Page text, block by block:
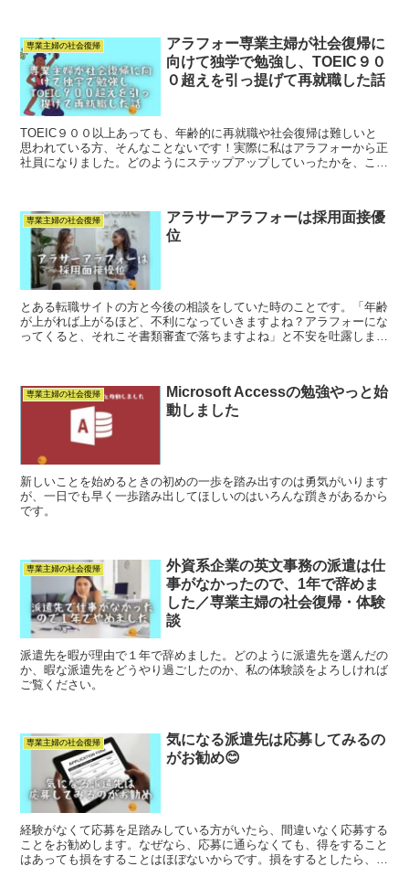
専業主婦の社会復帰
アラフォー専業主婦が社会復帰に
向けて独学で勉強し、TOEIC９０
０超えを引っ提げて再就職した話
TOEIC９００以上あっても、年齢的に再就職や社会復帰は難しいと
思われている方、そんなことないです！実際に私はアラフォーから正
社員になりました。どのようにステップアップしていったかを、この
専業主婦の社会復帰
アラサーアラフォーは採用面接優
位
とある転職サイトの方と今後の相談をしていた時のことです。「年齢
が上がれば上がるほど、不利になっていきますよね？アラフォーにな
ってくると、それこそ書類審査で落ちますよね」と不安を吐露しまし
専業主婦の社会復帰
Microsoft Accessの勉強やっと始
動しました
新しいことを始めるときの初めの一歩を踏み出すのは勇気がいります
が、一日でも早く一歩踏み出してほしいのはいろんな躓きがあるから
です。
専業主婦の社会復帰
外資系企業の英文事務の派遣は仕
事がなかったので、1年で辞めま
した／専業主婦の社会復帰・体験
談
派遣先を暇が理由で１年で辞めました。どのように派遣先を選んだの
か、暇な派遣先をどうやり過ごしたのか、私の体験談をよろしければ
ご覧ください。
専業主婦の社会復帰
気になる派遣先は応募してみるの
がお勧め😊
経験がなくて応募を足踏みしている方がいたら、間違いなく応募する
ことをお勧めします。なぜなら、応募に通らなくても、得をすること
はあっても損をすることはほぼないからです。損をするとしたら、落